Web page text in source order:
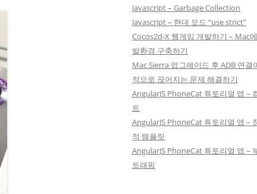
Javascript – Garbage Collection
Javascript – 현대 모드 “use strict”
Cocos2d-X 웹게임 개발하기 – Mac
발환경 구축하기
Mac Sierra 업그레이드 후 ADB 연결
적으로 끊어지는 문제 해결하기
AngularJS PhoneCat 튜토리얼 앱 –
트
AngularJS PhoneCat 튜토리얼 앱 –
적 템플릿
AngularJS PhoneCat 튜토리얼 앱 –
트래핑